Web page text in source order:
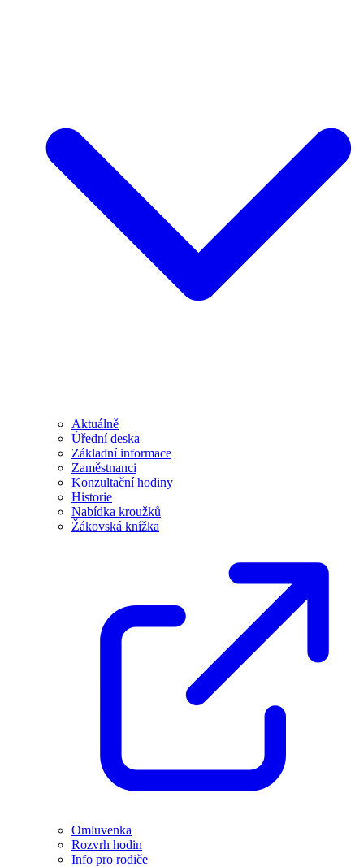
Aktuálně
Úřední deska
Základní informace
Zaměstnanci
Konzultační hodiny
Historie
Nabídka kroužků
Žákovská knížka
Omluvenka
Rozvrh hodin
Info pro rodiče